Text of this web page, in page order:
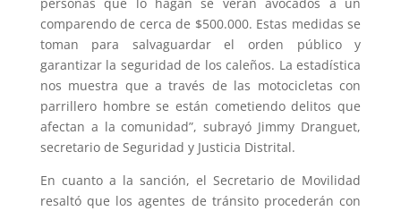
comparendo de cerca de $500.000. Estas medidas se
toman para salvaguardar el orden público y
garantizar la seguridad de los caleños. La estadística
nos muestra que a través de las motocicletas con
parrillero hombre se están cometiendo delitos que
afectan a la comunidad”, subrayó Jimmy Dranguet,
secretario de Seguridad y Justicia Distrital.
En cuanto a la sanción, el Secretario de Movilidad
resaltó que los agentes de tránsito procederán con